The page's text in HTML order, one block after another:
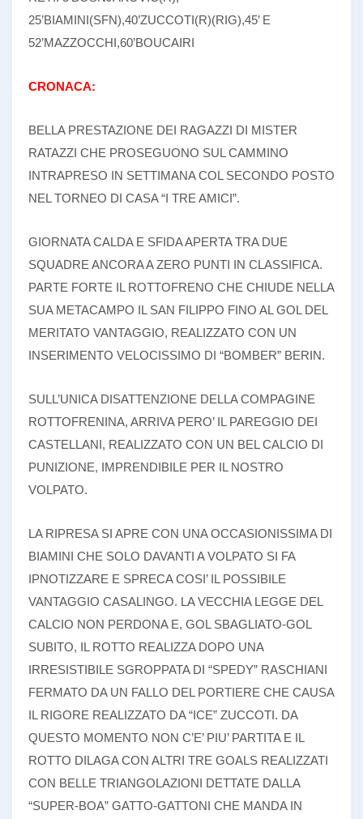
25’BIAMINI(SFN),40’ZUCCOTI(R)(RIG),45’ E
52’MAZZOCCHI,60’BOUCAIRI
CRONACA:
BELLA PRESTAZIONE DEI RAGAZZI DI MISTER
RATAZZI CHE PROSEGUONO SUL CAMMINO
INTRAPRESO IN SETTIMANA COL SECONDO POSTO
NEL TORNEO DI CASA “I TRE AMICI”.
GIORNATA CALDA E SFIDA APERTA TRA DUE
SQUADRE ANCORA A ZERO PUNTI IN CLASSIFICA.
PARTE FORTE IL ROTTOFRENO CHE CHIUDE NELLA
SUA METACAMPO IL SAN FILIPPO FINO AL GOL DEL
MERITATO VANTAGGIO, REALIZZATO CON UN
INSERIMENTO VELOCISSIMO DI “BOMBER” BERIN.
SULL’UNICA DISATTENZIONE DELLA COMPAGINE
ROTTOFRENINA, ARRIVA PERO’ IL PAREGGIO DEI
CASTELLANI, REALIZZATO CON UN BEL CALCIO DI
PUNIZIONE, IMPRENDIBILE PER IL NOSTRO
VOLPATO.
LA RIPRESA SI APRE CON UNA OCCASIONISSIMA DI
BIAMINI CHE SOLO DAVANTI A VOLPATO SI FA
IPNOTIZZARE E SPRECA COSI’ IL POSSIBILE
VANTAGGIO CASALINGO. LA VECCHIA LEGGE DEL
CALCIO NON PERDONA E, GOL SBAGLIATO-GOL
SUBITO, IL ROTTO REALIZZA DOPO UNA
IRRESISTIBILE SGROPPATA DI “SPEDY” RASCHIANI
FERMATO DA UN FALLO DEL PORTIERE CHE CAUSA
IL RIGORE REALIZZATO DA “ICE” ZUCCOTI. DA
QUESTO MOMENTO NON C’E’ PIU’ PARTITA E IL
ROTTO DILAGA CON ALTRI TRE GOALS REALIZZATI
CON BELLE TRIANGOLAZIONI DETTATE DALLA
“SUPER-BOA” GATTO-GATTONI CHE MANDA IN